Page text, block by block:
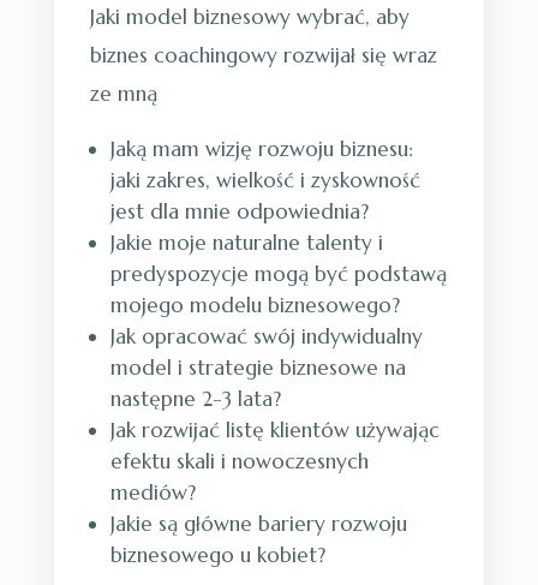
Jaki model biznesowy wybrać, aby
biznes coachingowy rozwijał się wraz
ze mną
Jaką mam wizję rozwoju biznesu:
jaki zakres, wielkość i zyskowność
jest dla mnie odpowiednia?
Jakie moje naturalne talenty i
predyspozycje mogą być podstawą
mojego modelu biznesowego?
Jak opracować swój indywidualny
model i strategie biznesowe na
następne 2-3 lata?
Jak rozwijać listę klientów używając
efektu skali i nowoczesnych
mediów?
Jakie są główne bariery rozwoju
biznesowego u kobiet?